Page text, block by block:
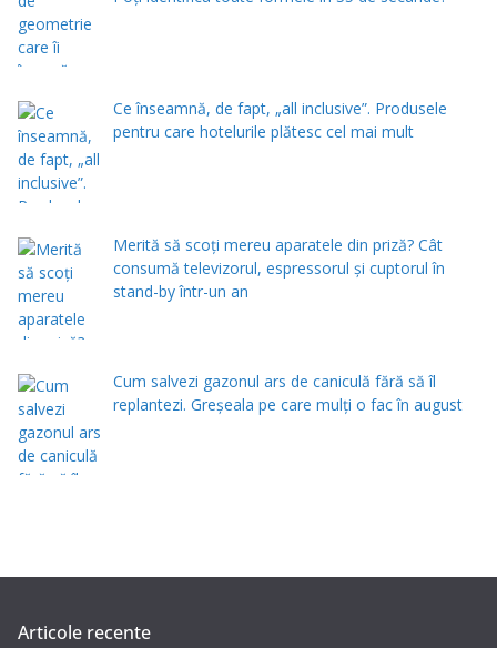
Ce înseamnă, de fapt, „all inclusive”. Produsele
pentru care hotelurile plătesc cel mai mult
Merită să scoți mereu aparatele din priză? Cât
consumă televizorul, espressorul și cuptorul în
stand-by într-un an
Cum salvezi gazonul ars de caniculă fără să îl
replantezi. Greșeala pe care mulți o fac în august
Articole recente